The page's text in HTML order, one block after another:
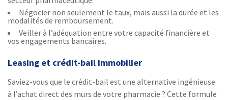
Négocier non seulement le taux, mais aussi la durée et les
modalités de remboursement.
Veiller à l’adéquation entre votre capacité financière et
vos engagements bancaires.
Leasing et crédit-bail immobilier
Saviez-vous que le crédit-bail est une alternative ingénieuse
à l’achat direct des murs de votre pharmacie ? Cette formule